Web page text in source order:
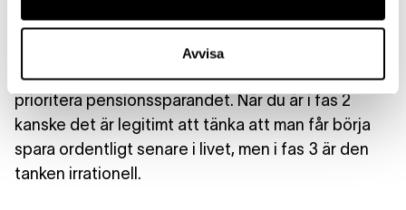
Avvisa
Förmågan att spara är oftast störst i fas 3 och 5. I
fas 3 är det därför viktigt att bygga upp ett
buffertsparande, medan det i fas 5 är vettigt att
prioritera pensionssparandet. När du är i fas 2
kanske det är legitimt att tänka att man får börja
spara ordentligt senare i livet, men i fas 3 är den
tanken irrationell.